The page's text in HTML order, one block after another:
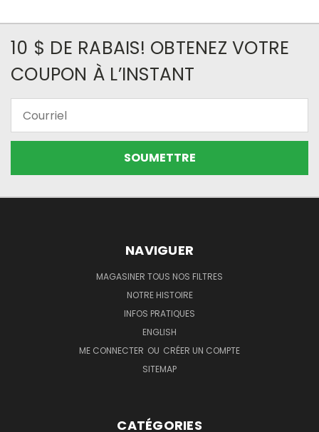
10 $ DE RABAIS! OBTENEZ VOTRE
COUPON À L’INSTANT
NAVIGUER
MAGASINER TOUS NOS FILTRES
NOTRE HISTOIRE
INFOS PRATIQUES
ENGLISH
ME CONNECTER OU CRÉER UN COMPTE
SITEMAP
CATÉGORIES